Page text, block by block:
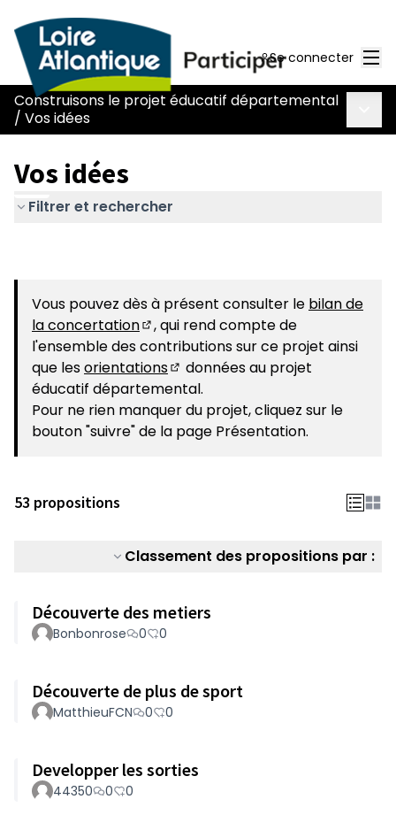
Se connecter
Construisons le projet éducatif départemental
/ Vos idées
Vos idées
Filtrer et rechercher
Vous pouvez dès à présent consulter le bilan de
la concertation
(S'ouvre dans un nouvel onglet)
, qui rend compte de
l'ensemble des contributions sur ce projet ainsi
que lesorientations
(S'ouvre dans un nouvel onglet)
données au projet
éducatif départemental.
Pour ne rien manquer du projet, cliquez sur le
bouton "suivre" de la page Présentation.
53 propositions
Classement des propositions par :
Découverte des metiers
Bonbonrose 0 0
Découverte de plus de sport
MatthieuFCN 0 0
Developper les sorties
44350 0 0